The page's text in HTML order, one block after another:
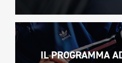
IL PROGRAMMA